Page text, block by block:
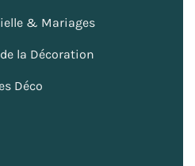
& Mariages
la Décoration
Déco